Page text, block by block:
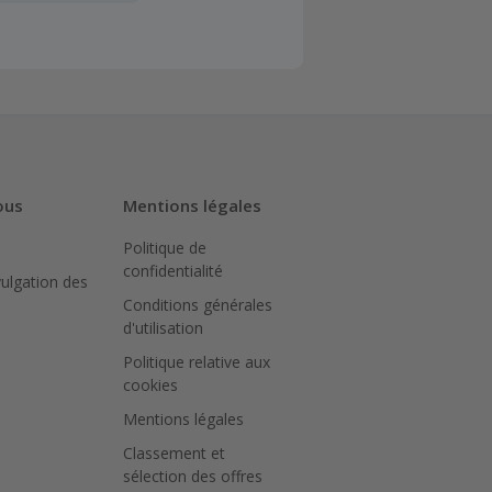
sur le
le site
des
Mentions légales
Politique de
confidentialité
Conditions générales
d'utilisation
Politique relative aux
cookies
Mentions légales
Classement et
sélection des offres